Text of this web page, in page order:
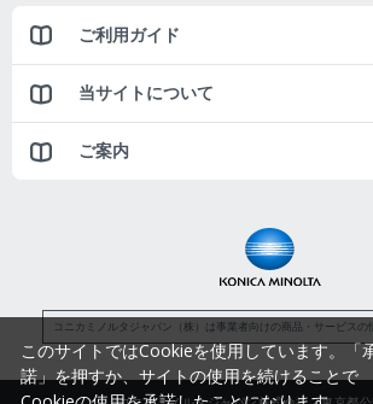
ご利用ガイド
当サイトについて
ご案内
コニカミノルタジャパン（株）は事業者向けの商品・サービスの
このサイトではCookieを使用しています。「
諾」を押すか、サイトの使用を続けることで